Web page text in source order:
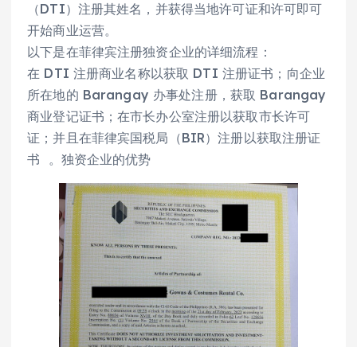
（DTI）注册其姓名，并获得当地许可证和许可即可
开始商业运营。
以下是在菲律宾注册独资企业的详细流程：
在 DTI 注册商业名称以获取 DTI 注册证书；向企业
所在地的 Barangay 办事处注册，获取 Barangay
商业登记证书；在市长办公室注册以获取市长许可
证；并且在菲律宾国税局（BIR）注册以获取注册证
书 。独资企业的优势